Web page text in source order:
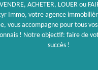
ACHETER, LOUER ou
Immo, votre agence
vous accompagne pour tous
! Notre objectif: faire de
succès !